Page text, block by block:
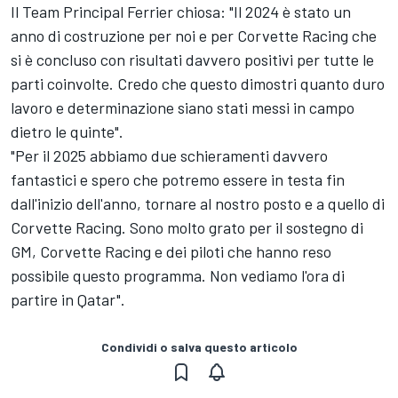
Il Team Principal Ferrier chiosa: "Il 2024 è stato un
anno di costruzione per noi e per Corvette Racing che
si è concluso con risultati davvero positivi per tutte le
parti coinvolte. Credo che questo dimostri quanto duro
lavoro e determinazione siano stati messi in campo
dietro le quinte".
"Per il 2025 abbiamo due schieramenti davvero
fantastici e spero che potremo essere in testa fin
dall'inizio dell'anno, tornare al nostro posto e a quello di
Corvette Racing. Sono molto grato per il sostegno di
GM, Corvette Racing e dei piloti che hanno reso
possibile questo programma. Non vediamo l'ora di
partire in Qatar".
Condividi o salva questo articolo